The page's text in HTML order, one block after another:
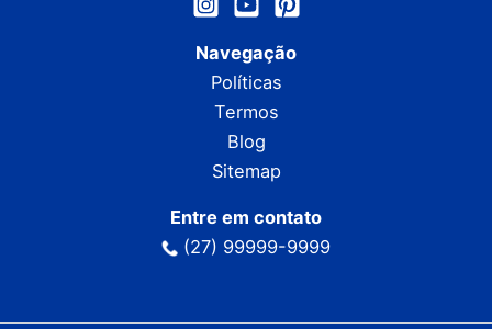
Navegação
Políticas
Termos
Blog
Sitemap
Entre em contato
(27) 99999-9999